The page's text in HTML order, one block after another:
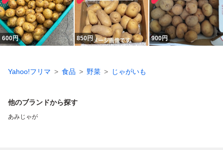
600円 850円 900円
Yahoo!フリマ 食品 野菜 じゃがいも
他のブランドから探す
あみじゃが